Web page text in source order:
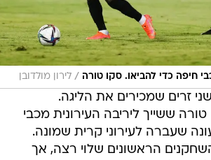
חיפה כדי להביאו. סקו טורה / לירון מולדובן
זרים שמכירים את הליגה.
ששייך ליריבה העירונית מכבי
שעברה לעירוני קרית שמונה.
הראשונים שלוי רצה, אך